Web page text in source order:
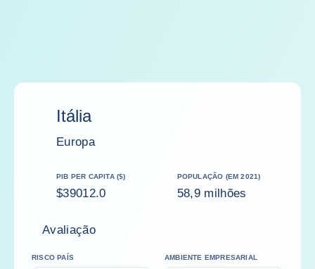
Itália
Europa
PIB PER CAPITA ($)
$39012.0
POPULAÇÃO (EM 2021)
58,9 milhões
Avaliação
RISCO PAÍS AMBIENTE EMPRESARIAL